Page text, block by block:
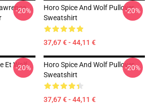
-20%
Horo Spice And Wolf Pullover
Sweatshirt
37,67 € - 44,11 €
-20%
Et Wolf
-20%
Horo Spice And Wolf Pullover
Sweatshirt
37,67 € - 44,11 €
-20%